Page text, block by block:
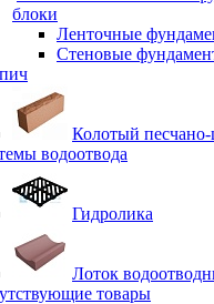
блоки
Ленточные
Стеновые
Колотый
водоотвода
Гидролика
Лоток
товары